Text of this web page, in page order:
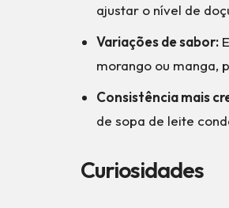
ajustar o nível de
Variações de sabor:
morango ou manga,
Consistência mais
de sopa de leite
Curiosidades